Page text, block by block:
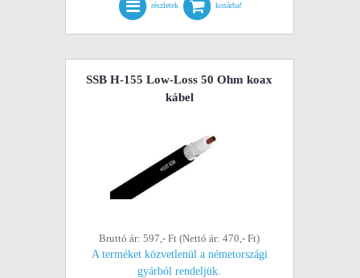
részletek kosárba!
SSB H-155 Low-Loss 50 Ohm koax
kábel
Bruttó ár: 597,- Ft (Nettó ár: 470,- Ft)
A terméket közvetlenül a németországi
gyárból rendeljük.